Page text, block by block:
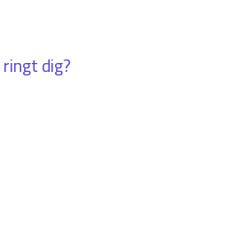
ringt dig?